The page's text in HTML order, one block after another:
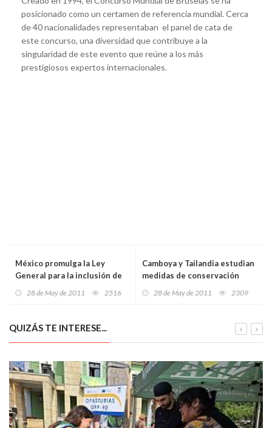
posicionado como un certamen de referencia mundial. Cerca
de 40 nacionalidades representaban el panel de cata de
este concurso, una diversidad que contribuye a la
singularidad de este evento que reúne a los más
prestigiosos expertos internacionales.
México promulga la Ley
General para la inclusión de
discapacidad
28 de May de 2011 2516
Camboya y Tailandia estudian
medidas de conservación
28 de May de 2011 2309
QUIZÁS TE INTERESE...